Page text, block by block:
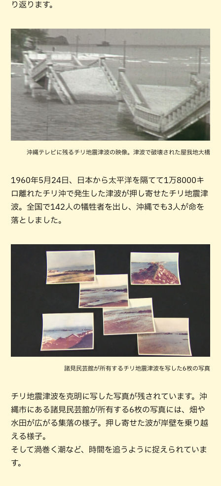
り返ります。
沖縄テレビに残るチリ地震津波の映像。津波で破壊された屋我地大橋
1960年5月24日、日本から太平洋を隔てて1万8000キ
ロ離れたチリ沖で発生した津波が押し寄せたチリ地震津
波。全国で142人の犠牲者を出し、沖縄でも3人が命を
落としました。
諸見民芸館が所有するチリ地震津波を写した6枚の写真
チリ地震津波を克明に写した写真が残されています。沖
縄市にある諸見民芸館が所有する6枚の写真には、畑や
水田が広がる集落の様子。押し寄せた波が岸壁を乗り越
える様子。
そして渦巻く潮など、時間を追うように捉えられていま
す。